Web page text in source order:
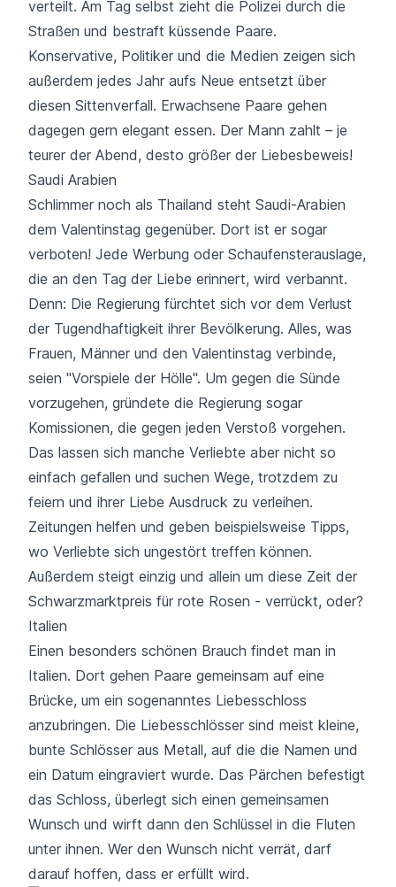
verteilt. Am Tag selbst zieht die Polizei durch die
Straßen und bestraft küssende Paare.
Konservative, Politiker und die Medien zeigen sich
außerdem jedes Jahr aufs Neue entsetzt über
diesen Sittenverfall. Erwachsene Paare gehen
dagegen gern elegant essen. Der Mann zahlt – je
teurer der Abend, desto größer der Liebesbeweis!
Saudi Arabien
Schlimmer noch als Thailand steht Saudi-Arabien
dem Valentinstag gegenüber. Dort ist er sogar
verboten! Jede Werbung oder Schaufensterauslage,
die an den Tag der Liebe erinnert, wird verbannt.
Denn: Die Regierung fürchtet sich vor dem Verlust
der Tugendhaftigkeit ihrer Bevölkerung. Alles, was
Frauen, Männer und den Valentinstag verbinde,
seien "Vorspiele der Hölle". Um gegen die Sünde
vorzugehen, gründete die Regierung sogar
Komissionen, die gegen jeden Verstoß vorgehen.
Das lassen sich manche Verliebte aber nicht so
einfach gefallen und suchen Wege, trotzdem zu
feiern und ihrer Liebe Ausdruck zu verleihen.
Zeitungen helfen und geben beispielsweise Tipps,
wo Verliebte sich ungestört treffen können.
Außerdem steigt einzig und allein um diese Zeit der
Schwarzmarktpreis für rote Rosen - verrückt, oder?
Italien
Einen besonders schönen Brauch findet man in
Italien. Dort gehen Paare gemeinsam auf eine
Brücke, um ein sogenanntes Liebesschloss
anzubringen. Die Liebesschlösser sind meist kleine,
bunte Schlösser aus Metall, auf die die Namen und
ein Datum eingraviert wurde. Das Pärchen befestigt
das Schloss, überlegt sich einen gemeinsamen
Wunsch und wirft dann den Schlüssel in die Fluten
unter ihnen. Wer den Wunsch nicht verrät, darf
darauf hoffen, dass er erfüllt wird.